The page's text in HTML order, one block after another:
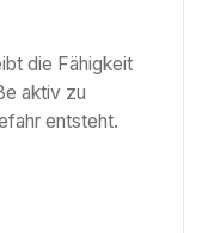
die Fähigkeit
aktiv zu
entsteht.